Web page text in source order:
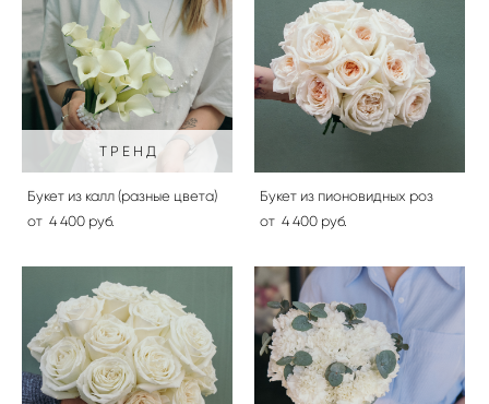
Т Р Е Н Д
Букет из калл (разные цвета)
от 4 400 pуб.
Букет из пионовидных роз
от 4 400 pуб.